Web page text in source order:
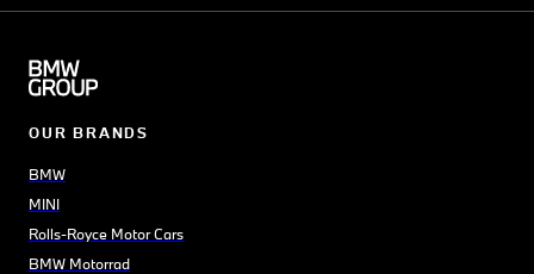
OUR BRANDS
BMW
MINI
Rolls-Royce Motor Cars
BMW Motorrad